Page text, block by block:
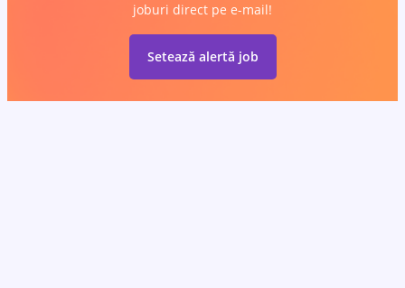
joburi direct pe e-mail!
Setează alertă job